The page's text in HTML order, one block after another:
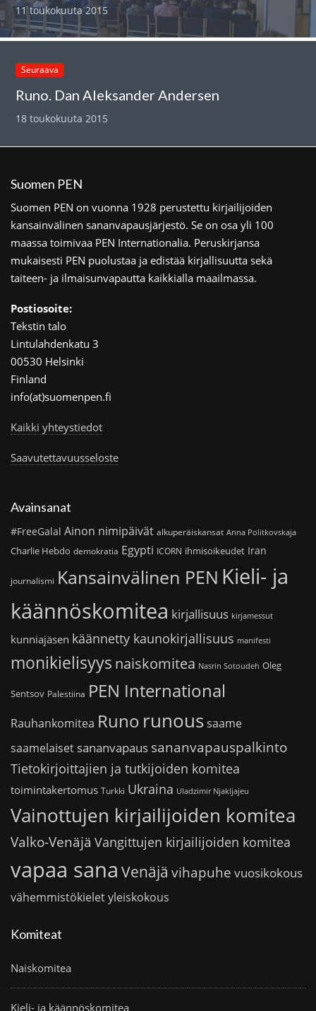
11 toukokuuta 2015
Seuraava
Runo. Dan Aleksander Andersen
18 toukokuuta 2015
Suomen PEN
Suomen PEN on vuonna 1928 perustettu kirjailijoiden
kansainvälinen sananvapausjärjestö. Se on osa yli 100
maassa toimivaa PEN Internationalia. Peruskirjansa
mukaisesti PEN puolustaa ja edistää kirjallisuutta sekä
taiteen- ja ilmaisunvapautta kaikkialla maailmassa.
Postiosoite:
Tekstin talo
Lintulahdenkatu 3
00530 Helsinki
Finland
info(at)suomenpen.fi
Kaikki yhteystiedot
Saavutettavuusseloste
Avainsanat
#FreeGalal Ainon nimipäivät alkuperäiskansat Anna Politkovskaja
Charlie Hebdo demokratia Egypti ICORN ihmisoikeudet Iran
journalismi Kansainvälinen PEN Kieli- ja
käännöskomitea kirjallisuus kirjamessut
kunniajäsen käännetty kaunokirjallisuus manifesti
monikielisyys naiskomitea Nasrin Sotoudeh Oleg
Sentsov Palestiina PEN International
Rauhankomitea Runo runoussaame
saamelaiset sananvapaus sananvapauspalkinto
Tietokirjoittajien ja tutkijoiden komitea
toimintakertomus Turkki Ukraina Uladzimir Njakljajeu
Vainottujen kirjailijoiden komitea
Valko-Venäjä Vangittujen kirjailijoiden komitea
vapaa sana Venäjä vihapuhe vuosikokous
vähemmistökieletyleiskokous
Komiteat
Naiskomitea
Kieli- ja käännöskomitea